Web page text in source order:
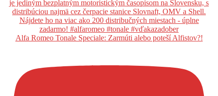
Alfa Romeo Tonale Speciale: Zarmúti alebo poteší Alfistov?!